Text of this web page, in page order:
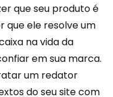
que seu produto é
que ele resolve um
na vida da
em sua marca.
um redator
do seu site com